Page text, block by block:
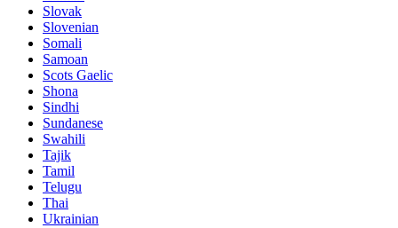
Slovak
Slovenian
Somali
Samoan
Scots Gaelic
Shona
Sindhi
Sundanese
Swahili
Tajik
Tamil
Telugu
Thai
Ukrainian